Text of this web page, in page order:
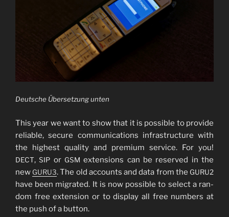
Deut­sche Über­set­zung unten
This year we want to show that it is pos­si­ble to pro­vi­de
relia­ble, secu­re com­mu­ni­ca­ti­ons infra­struc­tu­re with
the hig­hest qua­li­ty and pre­mi­um ser­vice. For you!
DECT,SIP or GSM exten­si­ons can be reser­ved in the
new GURU3. The old accounts and data from the GURU2
have been migra­ted. It is now pos­si­ble to sel­ect a ran­
dom free exten­si­on or to dis­play all free num­bers at
the push of a but­ton.